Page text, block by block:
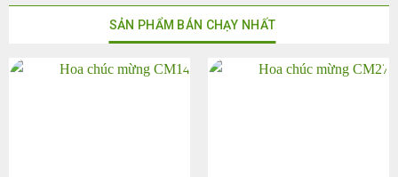
SẢN PHẨM BÁN CHẠY NHẤT